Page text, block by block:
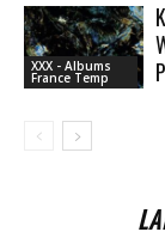
XXX - Albums
France Temp